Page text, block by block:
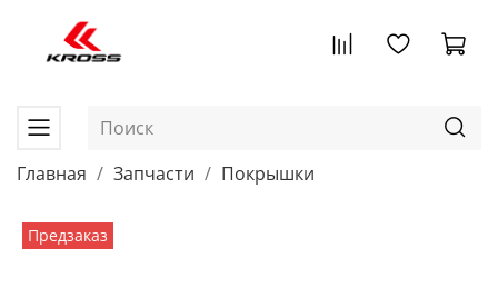
Главная Запчасти Покрышки
Предзаказ